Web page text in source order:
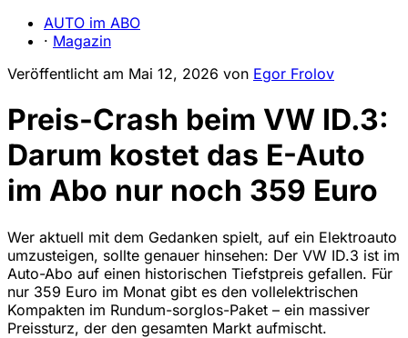
AUTO im ABO
· Magazin
Veröffentlicht am Mai 12, 2026 von Egor Frolov
Preis-Crash beim VW ID.3:
Darum kostet das E-Auto
im Abo nur noch 359 Euro
Wer aktuell mit dem Gedanken spielt, auf ein Elektroauto
umzusteigen, sollte genauer hinsehen: Der VW ID.3 ist im
Auto-Abo auf einen historischen Tiefstpreis gefallen. Für
nur 359 Euro im Monat gibt es den vollelektrischen
Kompakten im Rundum-sorglos-Paket – ein massiver
Preissturz, der den gesamten Markt aufmischt.